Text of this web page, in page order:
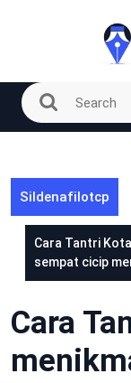
Sildenafilotcp
Cara Tantri
sempat cicip
Cara